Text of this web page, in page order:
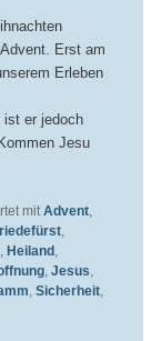
Erst am
Erleben
ist er jedoch
Jesu
mit Advent,
,
, Heiland,
, Jesus,
, Sicherheit,